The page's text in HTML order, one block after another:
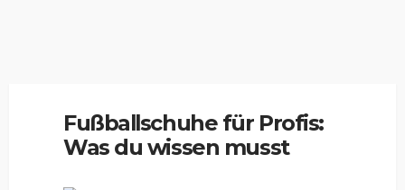
Fußballschuhe für Profis:
Was du wissen musst